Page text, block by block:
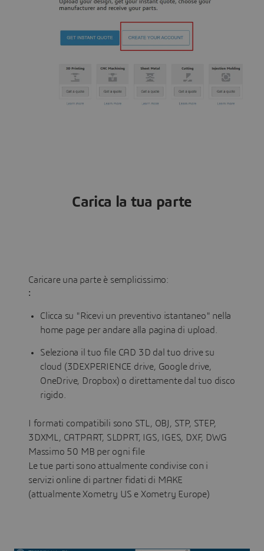
Carica la tua parte
Caricare una parte è semplicissimo:
:
Clicca su "Ricevi un preventivo istantaneo" nella
home page per andare alla pagina di upload.
Seleziona il tuo file CAD 3D dal tuo drive su
cloud (3DEXPERIENCE drive, Google drive,
OneDrive, Dropbox) o direttamente dal tuo disco
rigido.
I formati compatibili sono STL, OBJ, STP, STEP,
3DXML, CATPART, SLDPRT, IGS, IGES, DXF, DWG
Massimo 50 MB per ogni file
Le tue parti sono attualmente condivise con i
servizi online di partner fidati di MAKE
(attualmente Xometry US e Xometry Europe)